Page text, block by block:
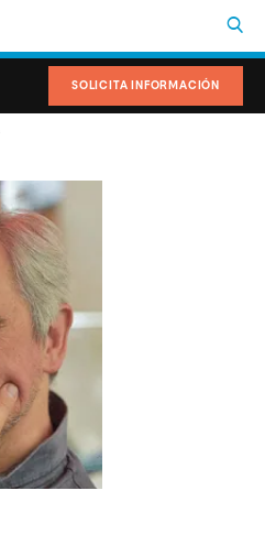
SOLICITA INFORMACIÓN